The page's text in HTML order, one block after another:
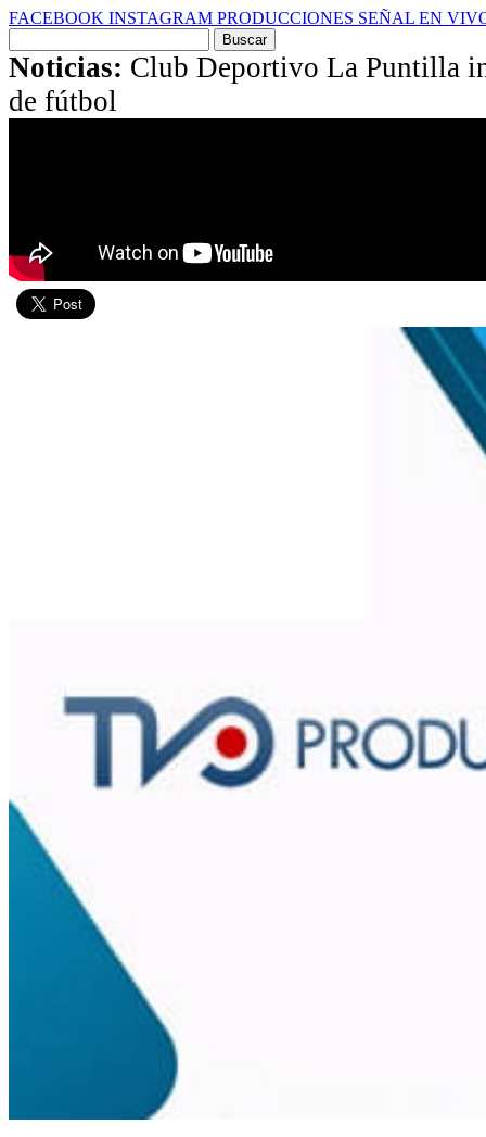
FACEBOOK INSTAGRAM PRODUCCIONES SEÑAL EN
por:
Noticias: Club Deportivo La Puntilla
de fútbol